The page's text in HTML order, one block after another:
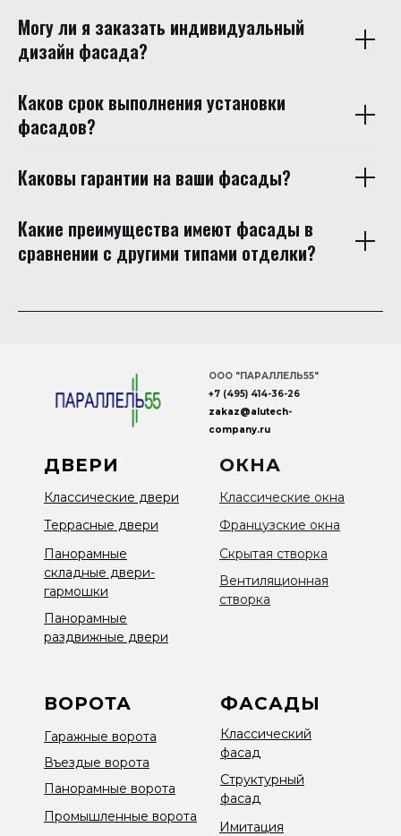
Могу ли я заказать индивидуальный
дизайн фасада?
Каков срок выполнения установки
фасадов?
Каковы гарантии на ваши фасады?
Какие преимущества имеют фасады в
сравнении с другими типами отделки?
ООО "ПАРАЛЛЕЛЬ55"
+7 (495) 414-36-26
zakaz@alutech-
company.ru
ОКНА
Классические окна
Французские окна
Скрытая створка
Вентиляционная
створка
ДВЕРИ
Классические двери
Террасные двери
Панорамные
складные двери-
гармошки
Панорамные
раздвижные двери
ФАСАДЫ
Классический
фасад
Структурный
фасад
Имитация
ВОРОТА
Промышленные ворота
Панорамные ворота
Гаражные ворота
Въездые ворота